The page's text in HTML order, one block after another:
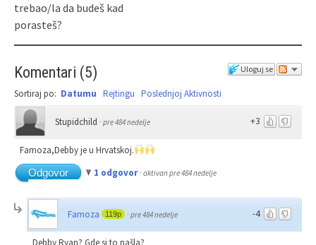
trebao/la da budeš kad
porasteš?
Uloguj se
Komentari (5)
Sortiraj po: Datumu Rejtingu Poslednjoj Aktivnosti
+3
Stupidchild · pre 484 nedelje
Famoza,Debby je u Hrvatskoj.
Odgovor
1 odgovor · aktivan pre 484 nedelje
-4
Famoza 119p · pre 484 nedelje
Debby Ryan? Gde si to našla?